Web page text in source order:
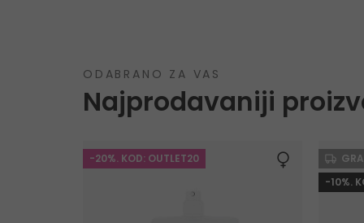
ODABRANO ZA VAS
Najprodavaniji
-20%. KOD: OUTLET20
-10%.